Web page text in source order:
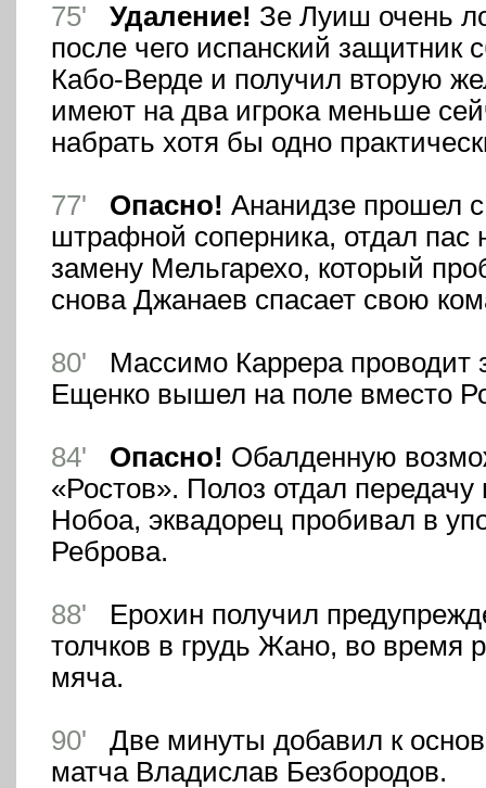
75' Удаление! Зе Луиш очень
после чего испанский защитник
Кабо-Верде и получил вторую
имеют на два игрока меньше
набрать хотя бы одно
77' Опасно! Ананидзе прошел
штрафной соперника, отдал
замену Мельгарехо, который
снова Джанаев спасает свою
80' Массимо Каррера проводит
Ещенко вышел на поле вместо
84' Опасно! Обалденную
«Ростов». Полоз отдал передачу
Нобоа, эквадорец пробивал в
Реброва.
88' Ерохин получил
толчков в грудь Жано, во время
мяча.
90' Две минуты добавил к
матча Владислав Безбородов.